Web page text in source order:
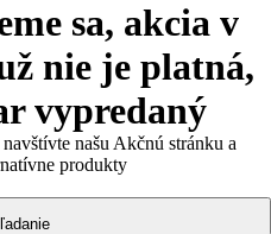
sa, akcia v
nie je platná,
vypredaný
našu Akčnú stránku a
produkty